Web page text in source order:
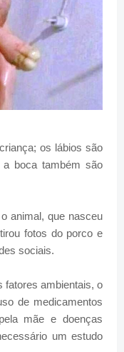
os lábios são
boca também são
animal, que nasceu
fotos do porco e
sociais.
fatores ambientais, o
de medicamentos
mãe e doenças
um estudo